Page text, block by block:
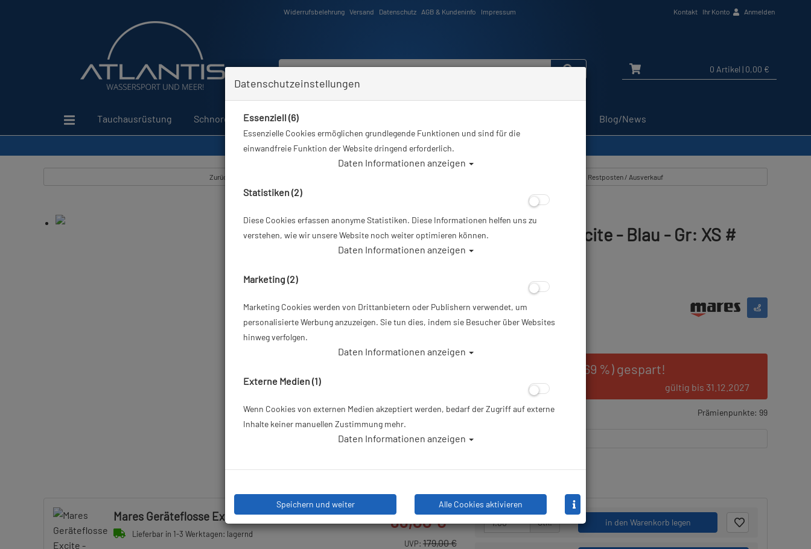
Widerrufsbelehrung Versand Datenschutz AGB & Kundeninfo Impressum Kontakt Ihr Konto Anmelden
0 Artikel | 0,00 €
Tauchausrüstung Schnorcheln Schwimmen Blog/News
Sie sind hier Tauchausrüstung Mares Geräteflosse Excite - Blau - Gr: XS #
Zurück Alle Artikel zeigen aus: Restposten / Ausverkauf
Mares Geräteflosse Excite - Blau - Gr: XS #
Artikelnr.: mar-410025master
ab99,00 €*
80,00 € (44.69 %) gespart!
gültig bis 31.12.2027
Lieferbar in Prämienpunkte: 99
Mares Geräteflosse Excite - Blau - Gr: XS #
Lieferbar in 1-3 Werktagen: lagernd
99,00 €*
UVP: 179,00 €
Stk. in den Warenkorb legen
Datenschutzeinstellungen
Essenziell (6)
Essenzielle Cookies ermöglichen grundlegende Funktionen und sind für die
einwandfreie Funktion der Website dringend erforderlich.
Daten Informationen anzeigen
Statistiken (2)
Diese Cookies erfassen anonyme Statistiken. Diese Informationen helfen uns zu
verstehen, wie wir unsere Website noch weiter optimieren können.
Daten Informationen anzeigen
Marketing (2)
Marketing Cookies werden von Drittanbietern oder Publishern verwendet, um
personalisierte Werbung anzuzeigen. Sie tun dies, indem sie Besucher über Websites
hinweg verfolgen.
Daten Informationen anzeigen
Externe Medien (1)
Wenn Cookies von externen Medien akzeptiert werden, bedarf der Zugriff auf externe
Inhalte keiner manuellen Zustimmung mehr.
Daten Informationen anzeigen
Speichern und weiter Alle Cookies aktivieren